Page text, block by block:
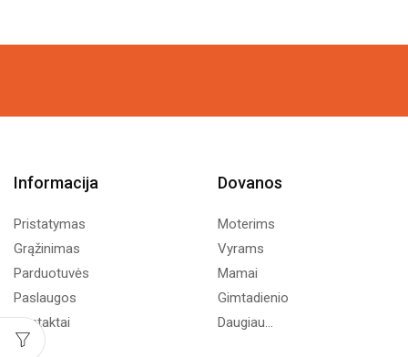
Informacija
Pristatymas
Grąžinimas
Parduotuvės
Paslaugos
Kontaktai
Dovanos
Moterims
Vyrams
Mamai
Gimtadienio
Daugiau...